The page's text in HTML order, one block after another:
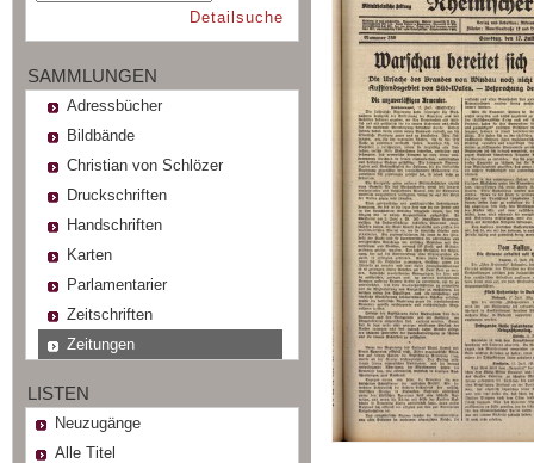
Detailsuche
SAMMLUNGEN
Adressbücher
Bildbände
Christian von Schlözer
Druckschriften
Handschriften
Karten
Parlamentarier
Zeitschriften
Zeitungen
LISTEN
Neuzugänge
Alle Titel